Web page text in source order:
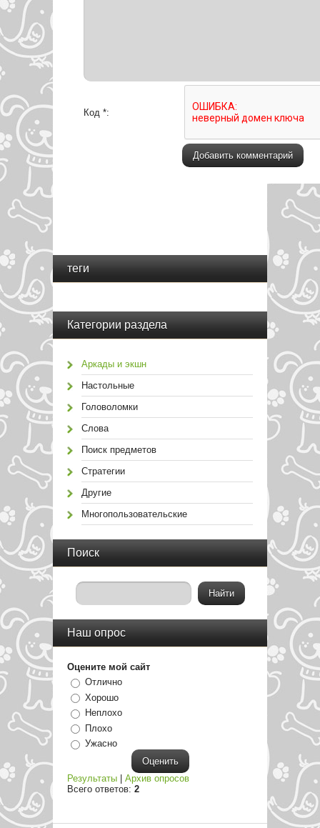
Код *:
теги
Категории раздела
Аркады и экшн
Настольные
Головоломки
Слова
Поиск предметов
Стратегии
Другие
Многопользовательские
Поиск
Наш опрос
Оцените мой сайт
Отлично
Хорошо
Неплохо
Плохо
Ужасно
Результаты
Архив опросов
Всего ответов: 2